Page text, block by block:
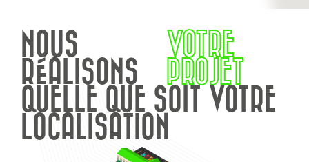
NOUS
RÉALISONS
VOTRE
PROJET
QUELLE QUE SOIT VOTRE
LOCALISATION